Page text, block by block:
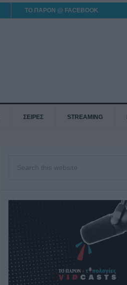
ΤΟ ΠΑΡΟΝ @ FACEBOOK
ΣΕΙΡΕΣ STREAMING